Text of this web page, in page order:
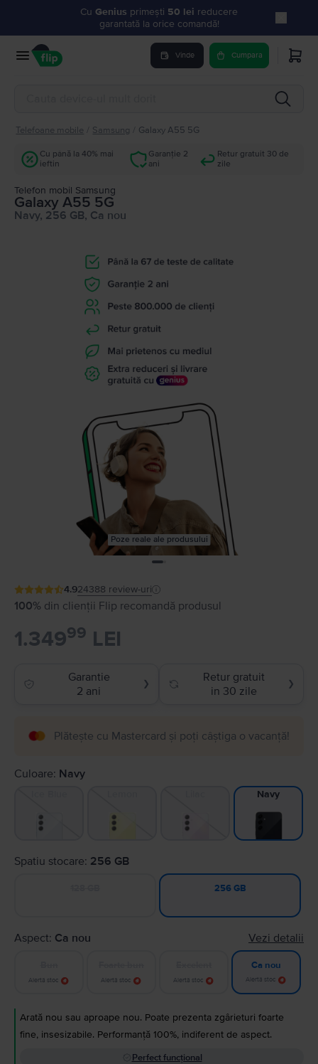
Cu Genius primești 50 lei reducere
garantată la orice comandă!
Vinde Cumpara
Telefoane mobile Samsung Galaxy A55 5G
Cu până la 40% mai
ieftin
Garanție 2
ani
Retur gratuit 30 de
zile
Telefon mobil Samsung
Galaxy A55 5G
Navy, 256 GB, Ca nou
Poze reale ale produsului
4.924388 review-uri
100% din clienții Flip recomandă produsul
1.34999 LEI
Garantie
2 ani
❯
Retur gratuit
in 30 zile
❯
Plătește cu Mastercard și poți câștiga o vacanță!
Culoare: Navy
Navy
Spatiu stocare: 256 GB
256 GB
Aspect: Ca nou Vezi detalii
Alertă stoc Alertă stoc Alertă stoc
Ca nou
Alertă stoc
Arată nou sau aproape nou. Poate prezenta zgârieturi foarte
fine, insesizabile. Performanță 100%, indiferent de aspect.
Perfect funcțional